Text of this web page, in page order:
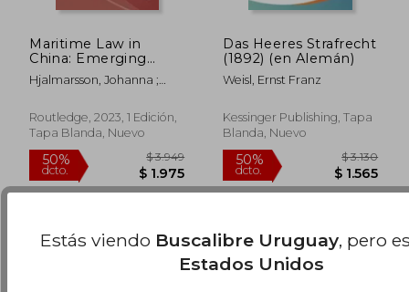
dcto. $ 8.898 dcto. $
Maritime Law in
China: Emerging
Issues and Future
Developments (en
Hjalmarsson, Johanna ;
Routledge, 2023, 1 Edición,
Tapa Blanda, Nuevo
Das Heeres Strafrecht
(1892) (en Alemán)
Weisl, Ernst Franz
Kessinger Publishing, Tapa
Blanda, Nuevo
Estás viendo Buscalibre Uruguay, pero
Estados Unidos